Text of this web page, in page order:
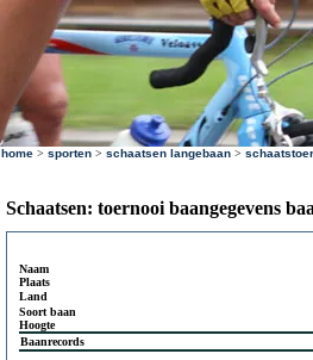
home > sporten > schaatsen langebaan >
Schaatsen: toernooi baangegevens
Naam
Plaats
Land
Soort baan
Hoogte
Baanrecords